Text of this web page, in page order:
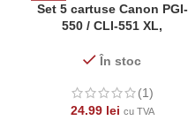
Set 5 cartuse Canon PGI-
550 / CLI-551 XL,
mare, pentru Canon Pixma
iX6850, MG5450, MG6350,
MG5550, MG5650,
În stoc
(1)
24.99 lei cu TVA